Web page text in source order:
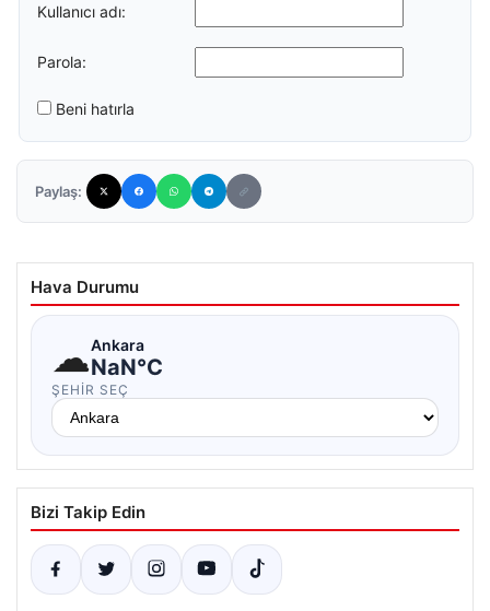
Kullanıcı adı:
Parola:
Beni hatırla
Paylaş:
Hava Durumu
☁Ankara
NaN°C
ŞEHIR SEÇ
Bizi Takip Edin